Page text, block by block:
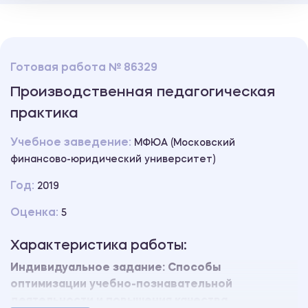
Готовая работа № 86329
Производственная педагогическая
практика
Учебное заведение: МФЮА (Московский
финансово-юридический университет)
Год: 2019
Оценка: 5
Характеристика работы:
Индивидуальное задание: Способы
оптимизации учебно-познавательной